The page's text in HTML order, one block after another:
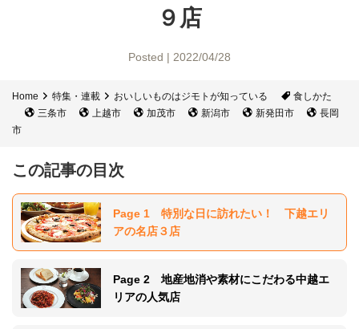
９店
Posted | 2022/04/28
Home 特集・連載 おいしいものはジモトが知っている
食しかた
三条市
上越市 加茂市 新潟市 新発田市
長岡
市
この記事の目次
Page 1 特別な日に訪れたい！ 下越エリ
アの名店３店
Page 2 地産地消や素材にこだわる中越エ
リアの人気店